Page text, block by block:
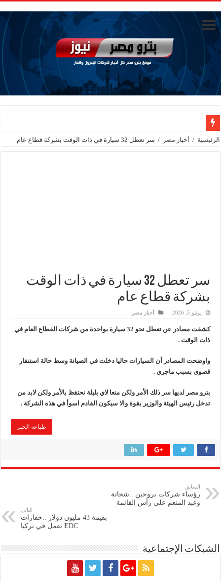
من ذاكرة البترول فكرة متميزة ترصد تاريخ القطاع
إنجاز بحري جديد … PMS تنهي أعمال إنزال الخطوط البحرية الثلاث بمشروع المرحلة الرابعة لتنمية حقل غاز كاموس البحري التابع لشركة شمال سيناء للبترول
الرئيسية / أخبار مصر / سر تعطل 32 سيارة في ذات الوقت بشركة قطاع عام
سر تعطل 32 سيارة في ذات الوقت
بشركة قطاع عام
يونيو 5, 2026 أخبار مصر
كشفت مصادر عن تعطل نحو 32 سيارة بواحدة من شركات القطاع العام في
ذات الوقت .
واوضحت المصادر أن السيارات حاليا دخلت في الصيانة وسط حالة استنفار
قصوى بسبب ماجري .
بترو مصر لديها سر ذلك الأمر ولكن منعا لاي بلبلة نحتفظ بالأمر ولكن لابد من
تدخل رئيس الهيئة والوزير بقوة والا سيكون القادم اسوأ في هذه الشركة .
طباعه الخبر
السابق
رؤساء شركات بروحين ..شحاتة
وعبد المنعم علي رأس القائمة
التالي
بقيمة 43 مليون دولار ..حفارات
EDC تعمل في تركيا
الشبكات الإجتماعية